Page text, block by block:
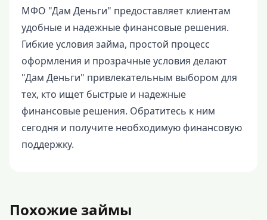
МФО "Дам Деньги" предоставляет клиентам
удобные и надежные финансовые решения.
Гибкие условия займа, простой процесс
оформления и прозрачные условия делают
"Дам Деньги" привлекательным выбором для
тех, кто ищет быстрые и надежные
финансовые решения. Обратитесь к ним
сегодня и получите необходимую финансовую
поддержку.
Похожие займы